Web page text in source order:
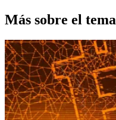
Más sobre el tema